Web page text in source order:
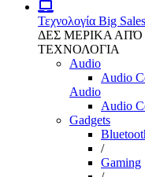
Τεχνολογία Big Sales
ΔΕΣ ΜΕΡΙΚΑ
ΤΕΧΝΟΛΟΓΙΑ
Audio
Audio
Audio
Audio
Gadgets
/
Gaming